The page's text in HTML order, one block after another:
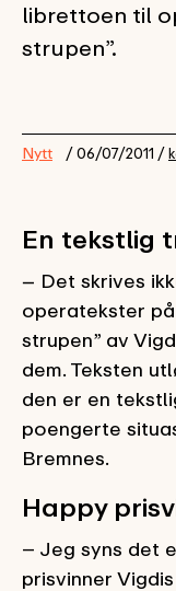
librettoen til
strupen”.
Nytt / 06/07/2011 /
En tekstlig
− Det skrives
operatekster på
strupen” av
dem. Teksten
den er en
poengerte
Bremnes.
Happy
– Jeg syns det
prisvinner